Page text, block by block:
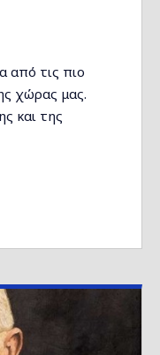
από τις πιο
χώρας μας.
και της